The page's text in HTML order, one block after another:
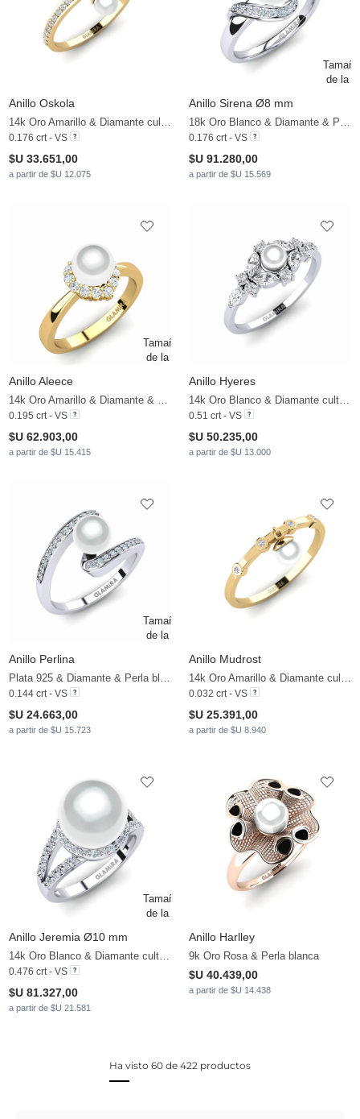
Anillo Oskola
14k Oro Amarillo & Diamante cultivado en laboratorio & Perla blanca
0.176 crt - VS
$U 33.651,00
a partir de $U 12.075
Anillo Sirena Ø8 mm
18k Oro Blanco & Diamante & Perla blanca
0.176 crt - VS
$U 91.280,00
a partir de $U 15.569
Anillo Aleece
14k Oro Amarillo & Diamante & Perla blanca
0.195 crt - VS
$U 62.903,00
a partir de $U 15.415
Anillo Hyeres
14k Oro Blanco & Diamante cultivado en laboratorio & Perla blanca
0.51 crt - VS
$U 50.235,00
a partir de $U 13.000
Anillo Perlina
Plata 925 & Diamante & Perla blanca
0.144 crt - VS
$U 24.663,00
a partir de $U 15.723
Anillo Mudrost
14k Oro Amarillo & Diamante cultivado en laboratorio & Perla blanca
0.032 crt - VS
$U 25.391,00
a partir de $U 8.940
Anillo Jeremia Ø10 mm
14k Oro Blanco & Diamante cultivado en laboratorio & Perla blanca
0.476 crt - VS
$U 81.327,00
a partir de $U 21.581
Anillo Harlley
9k Oro Rosa & Perla blanca
$U 40.439,00
a partir de $U 14.438
Ha visto 60 de 422 productos